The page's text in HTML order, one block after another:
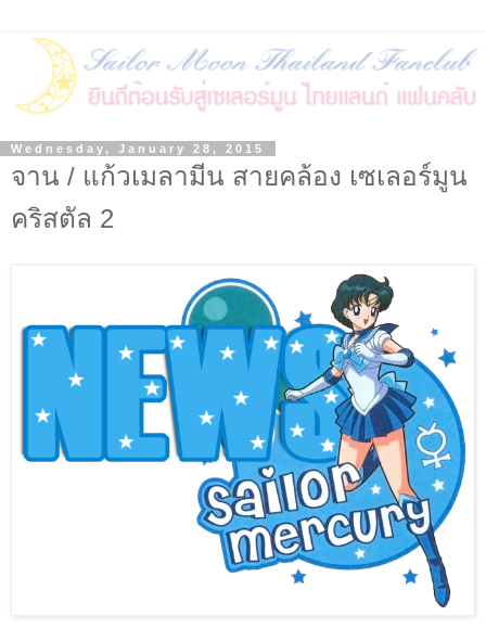
Wednesday, January 28, 2015
จาน / แก้วเมลามีน สายคล้อง เซเลอร์มูน
คริสตัล 2